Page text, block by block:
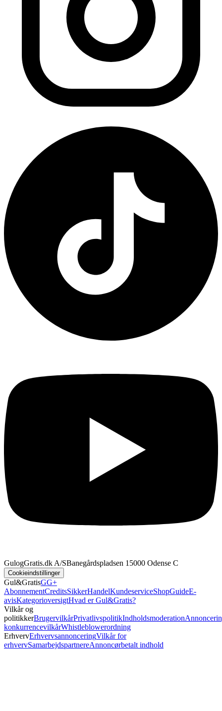
GulogGratis.dk A/SBanegårdspladsen 1 5000 Odense C
Cookieindstillinger
Gul&GratisGG+
AbonnementCreditsSikkerHandelKundeserviceShopGuideE-
avisKategorioversigtHvad er Gul&Gratis?
Vilkår og
politikkerBrugervilkårPrivatlivspolitikIndholdsmoderation
konkurrencevilkårWhistleblowerordning
ErhvervErhvervsannonceringVilkår for
erhvervSamarbejdspartnereAnnoncørbetalt indhold